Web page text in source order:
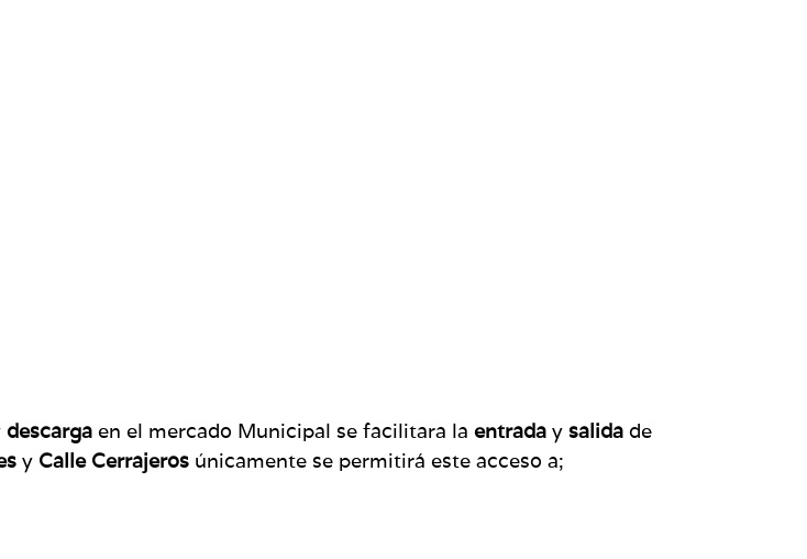
descarga en el mercado Municipal se facilitara la entrada y salida de
y Calle Cerrajeros únicamente se permitirá este acceso a;